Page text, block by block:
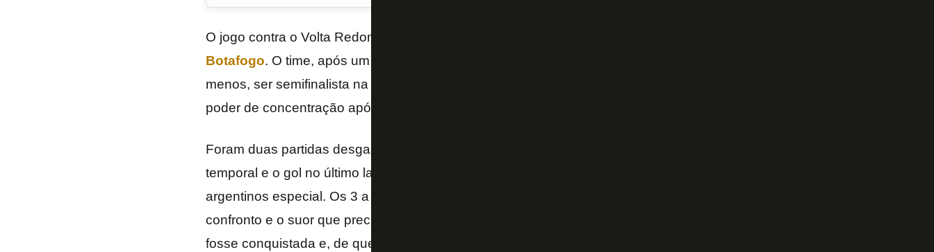
O jogo contra o Volta Redonda neste sábado de Carnaval é muito importante para o
Botafogo. O time, após um desempenho muito ruim na Taça Guanabara, precisa, pelo
menos, ser semifinalista na
poder de concentração após o time enfrentar muitos jogos com caráter decisivo.
Foram duas partidas desgastantes contra o Defensa Y Justicia. No Rio de Janeiro o
temporal e o gol no último lance, anotado por Erik, fizeram do choque com os
argentinos especial. Os 3 a 0 na volta, na Argentina, escondem as dificuldades do
confronto e o suor que precisou ser deixado em campo para que a fantástica vitória
fosse conquistada e, de quebra, a vaga na segunda fase da Copa Sul-Americana.